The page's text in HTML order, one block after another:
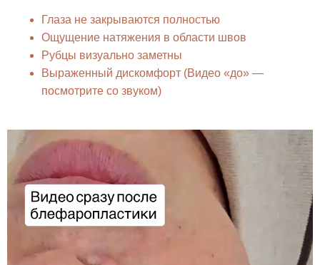
Глаза не закрываются полностью
Ощущение натяжения в области швов
Рубцы визуально заметны
Выраженный дискомфорт (Видео «до» —
посмотрите со звуком)